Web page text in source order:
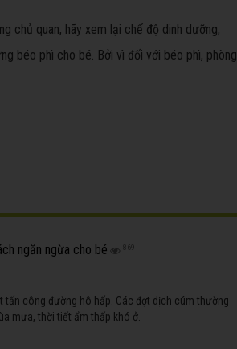
chủ quan, hãy xem lại chế độ dinh dưỡng,
béo phì cho bé. Bởi vì đối với béo phì, phòng
ngăn ngừa cho bé 869
tấn công đường hô hấp. Các đợt dịch cúm thường
mưa, thời tiết ẩm thấp khó ở.